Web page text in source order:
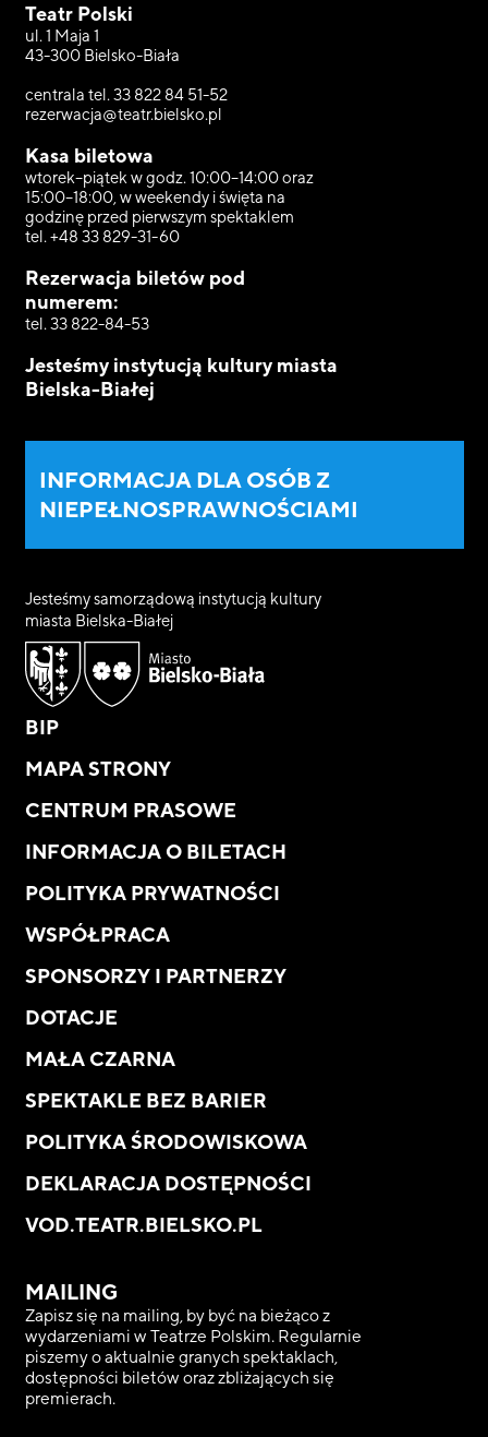
Teatr Polski
ul. 1 Maja 1
43-300 Bielsko-Biała
centrala tel. 33 822 84 51-52
rezerwacja@teatr.bielsko.pl
Kasa biletowa
wtorek–piątek w godz. 10:00–14:00 oraz
15:00–18:00, w weekendy i święta na
godzinę przed pierwszym spektaklem
tel. +48 33 829-31-60
Rezerwacja biletów pod
numerem:
tel. 33 822-84-53
Jesteśmy instytucją kultury miasta
Bielska-Białej
INFORMACJA DLA OSÓB Z
NIEPEŁNOSPRAWNOŚCIAMI
Jesteśmy samorządową instytucją kultury
miasta Bielska-Białej
BIP
MAPA STRONY
CENTRUM PRASOWE
INFORMACJA O BILETACH
POLITYKA PRYWATNOŚCI
WSPÓŁPRACA
SPONSORZY I PARTNERZY
DOTACJE
MAŁA CZARNA
SPEKTAKLE BEZ BARIER
POLITYKA ŚRODOWISKOWA
DEKLARACJA DOSTĘPNOŚCI
VOD.TEATR.BIELSKO.PL
MAILING
Zapisz się na mailing, by być na bieżąco z
wydarzeniami w Teatrze Polskim. Regularnie
piszemy o aktualnie granych spektaklach,
dostępności biletów oraz zbliżających się
premierach.